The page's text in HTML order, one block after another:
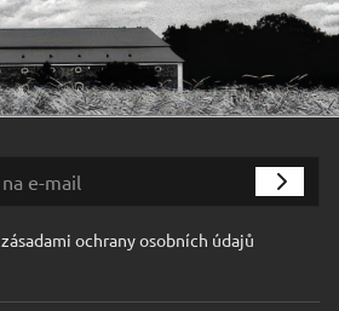
zásadami ochrany osobních údajů